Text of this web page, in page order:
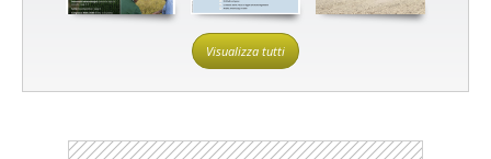
Visualizza tutti